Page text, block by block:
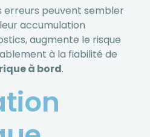
erreurs peuvent sembler
accumulation
augmente le risque
à la fiabilité de
à bord.